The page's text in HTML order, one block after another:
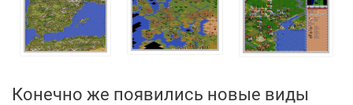
Конечно же появились новые виды